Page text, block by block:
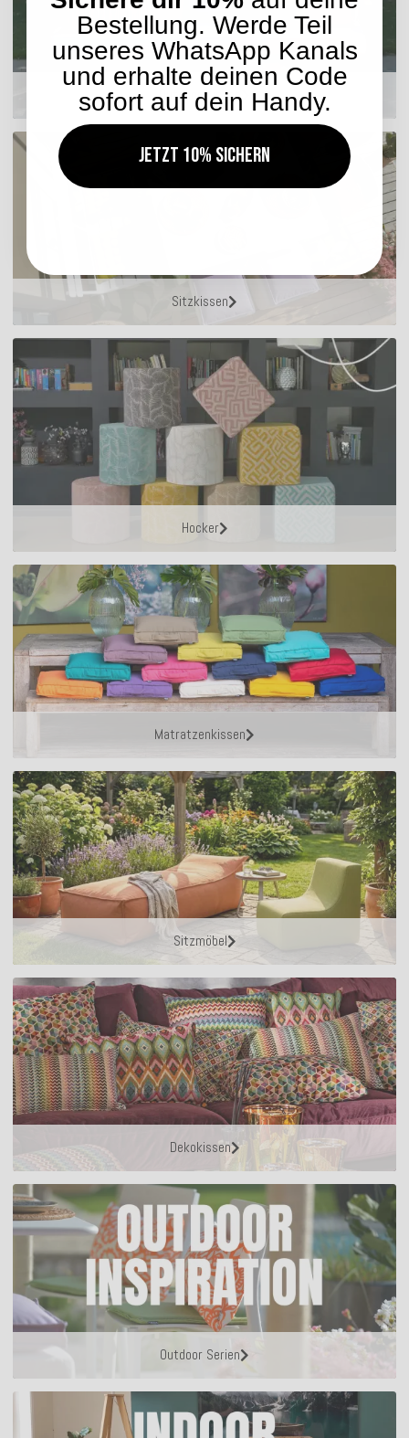
Outdoor Kissen
Sitzkissen
Hocker
Matratzenkissen
Sitzmöbel
Dekokissen
Outdoor Serien
Bestellung. Werde Teil
unseres WhatsApp Kanals
und erhalte deinen Code
sofort auf dein Handy.
Jetzt 10% sichern